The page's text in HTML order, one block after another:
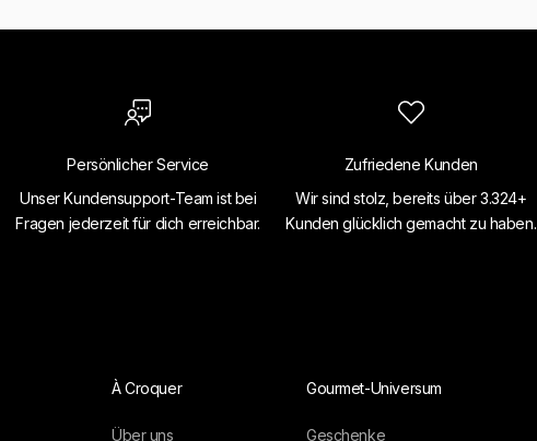
Persönlicher Service
Unser Kundensupport-Team ist bei
Fragen jederzeit für dich erreichbar.
Zufriedene Kunden
Wir sind stolz, bereits über 3.324+
Kunden glücklich gemacht zu haben.
À Croquer
Über uns
Gourmet-Universum
Geschenke